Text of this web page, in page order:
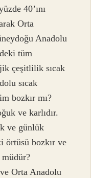
40’ını
Orta
Anadolu
tüm
çeşitlilik sıcak
sıcak
bozkır mı?
ve karlıdır.
ve günlük
örtüsü bozkır ve
Orta Anadolu